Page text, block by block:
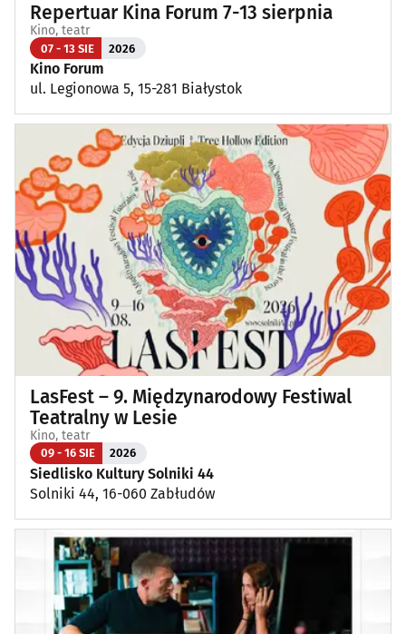
Repertuar Kina Forum 7-13 sierpnia
Kino, teatr
07 - 13 SIE 2026
Kino Forum
ul. Legionowa 5, 15-281 Białystok
LasFest – 9. Międzynarodowy Festiwal
Teatralny w Lesie
Kino, teatr
09 - 16 SIE 2026
Siedlisko Kultury Solniki 44
Solniki 44, 16-060 Zabłudów